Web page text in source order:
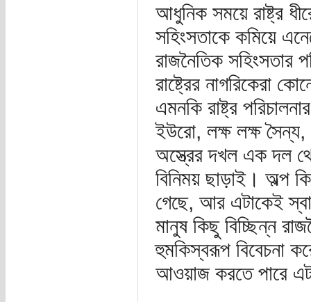
আধুনিক সময়ে রাষ্ট্র
সহিংসতাকে কমিয়ে
রাজনৈতিক সহিংসতার
রাষ্ট্রের নাগরিকেরা
এমনকি রাষ্ট্র
ইউরো, লক্ষ লক্ষ সৈন্য,
অস্ত্রের দখল এক দল
বিনিময় ছাড়াই। অল্প
গেছে, আর এটাকেই
মানুষ কিছু বিচ্ছিন্ন
হুমকিস্বরূপ বিবেচনা
আওয়াজ করতে পারে